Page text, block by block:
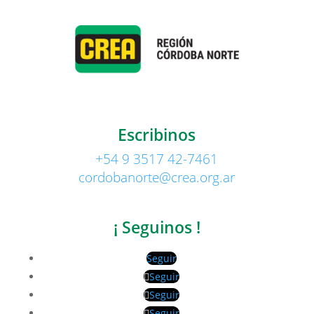
Escribinos
+54 9 3517 42-7461
cordobanorte@crea.org.ar
¡ Seguinos !
Seguir
Seguir
Seguir